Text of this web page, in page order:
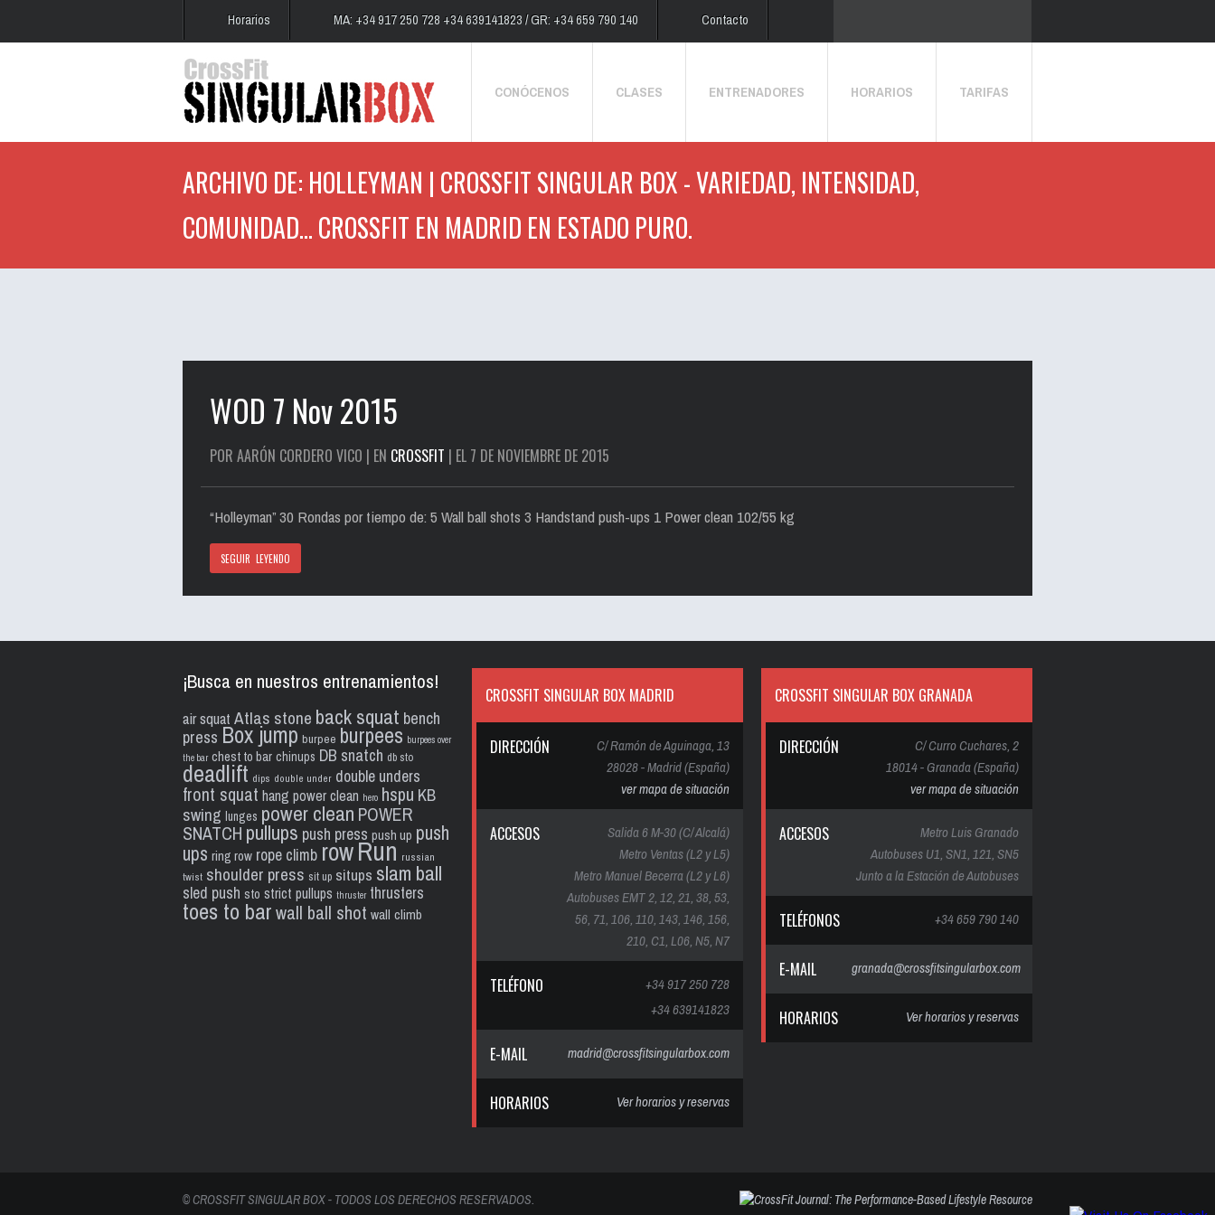
Horarios MA: +34 917 250 728 +34 639141823 / GR: +34 659 790 140 Contacto
CONÓCENOS CLASES ENTRENADORES HORARIOS TARIFAS
ARCHIVO DE: HOLLEYMAN | CROSSFIT SINGULAR BOX - VARIEDAD, INTENSIDAD,
COMUNIDAD... CROSSFIT EN MADRID EN ESTADO PURO.
WOD 7 Nov 2015
POR AARÓN CORDERO VICO | EN CROSSFIT | EL 7 DE NOVIEMBRE DE 2015
“Holleyman” 30 Rondas por tiempo de: 5 Wall ball shots 3 Handstand push-ups 1 Power clean 102/55 kg
SEGUIR LEYENDO
¡Busca en nuestros entrenamientos!
air squat Atlas stone back squat bench
press Box jump burpee burpees burpees over
the bar chest to bar chinups DB snatch db sto
deadlift dips double under double unders
front squat hang power clean hero hspu KB
swing lunges power clean POWER
SNATCH pullups push press push up push
ups ring row rope climb rowRun russian
twist shoulder press sit up situps slam ball
sled push sto strict pullups thruster thrusters
toes to barwall ball shot wall climb
CROSSFIT SINGULAR BOX MADRID
DIRECCIÓN
C/ Ramón de Aguinaga, 13
28028 - Madrid (España)
ver mapa de situación
ACCESOS
Salida 6 M-30 (C/ Alcalá)
Metro Ventas (L2 y L5)
Metro Manuel Becerra (L2 y L6)
Autobuses EMT 2, 12, 21, 38, 53,
56, 71, 106, 110, 143, 146, 156,
210, C1, L06, N5, N7
TELÉFONO
+34 917 250 728
+34 639141823
E-MAIL madrid@crossfitsingularbox.com
HORARIOS Ver horarios y reservas
CROSSFIT SINGULAR BOX GRANADA
DIRECCIÓN
C/ Curro Cuchares, 2
18014 - Granada (España)
ver mapa de situación
ACCESOS
Metro Luis Granado
Autobuses U1, SN1, 121, SN5
Junto a la Estación de Autobuses
TELÉFONOS +34 659 790 140
E-MAIL granada@crossfitsingularbox.com
HORARIOS Ver horarios y reservas
© CROSSFIT SINGULAR BOX - TODOS LOS DERECHOS RESERVADOS.